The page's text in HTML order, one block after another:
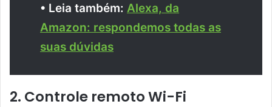
• Leia também: Alexa, da
Amazon: respondemos todas as
suas dúvidas
2. Controle remoto Wi-Fi